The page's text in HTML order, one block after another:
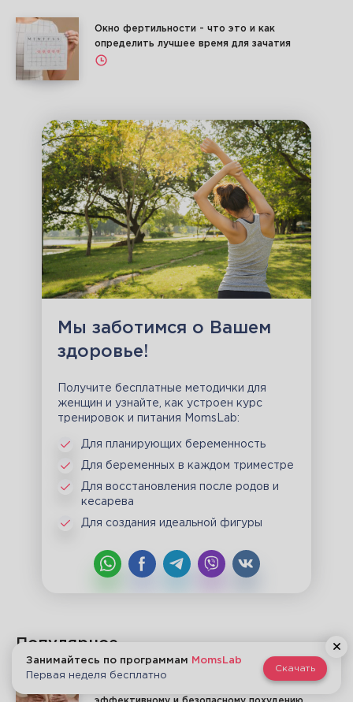
Окно фертильности - что это и как
определить лучшее время для зачатия
Мы заботимся о Вашем
здоровье!
Получите бесплатные методички для
женщин и узнайте, как устроен курс
тренировок и питания MomsLab:
Для планирующих беременность
Для беременных в каждом триместре
Для восстановления после родов и
кесарева
Для создания идеальной фигуры
Популярное
Как убрать живот после родов – советы по
Занимайтесь по программам
MomsLab
Первая неделя бесплатно
Скачать